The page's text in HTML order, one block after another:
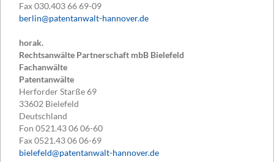
Fax030.403 66 69-09
berlin@patentanwalt-hannover.de
horak.
Rechtsanwälte Partnerschaft mbB Bielefeld
Fachanwälte
Patentanwälte
Herforder Starße 69
33602 Bielefeld
Deutschland
Fon 0521.43 06 06-60
Fax0521.43 06 06-69
bielefeld@patentanwalt-hannover.de